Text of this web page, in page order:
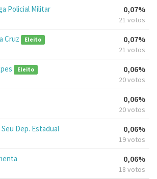
Policial Militar 0,07%
21 votos
Cruz Eleito 0,07%
21 votos
Eleito 0,06%
20 votos
0,06%
20 votos
Seu Dep. Estadual 0,06%
19 votos
0,06%
18 votos